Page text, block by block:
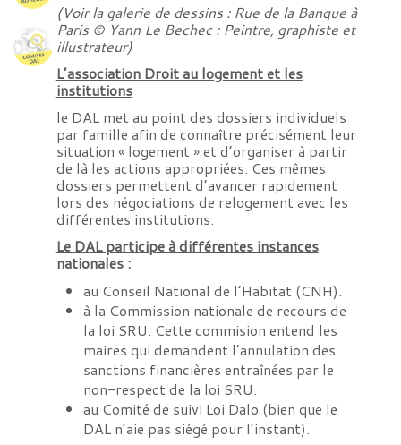
(Voir la galerie de dessins : Rue de la Banque à
Paris © Yann Le Bechec : Peintre, graphiste et
illustrateur)
L’association Droit au logement et les
institutions
le DAL met au point des dossiers individuels
par famille afin de connaître précisément leur
situation « logement » et d’organiser à partir
de là les actions appropriées. Ces mêmes
dossiers permettent d’avancer rapidement
lors des négociations de relogement avec les
différentes institutions.
Le DAL participe à différentes instances
nationales :
au Conseil National de l’Habitat (CNH).
à la Commission nationale de recours de
la loi SRU. Cette commision entend les
maires qui demandent l’annulation des
sanctions financières entraînées par le
non-respect de la loi SRU.
au Comité de suivi Loi Dalo (bien que le
DAL n’aie pas siégé pour l’instant).